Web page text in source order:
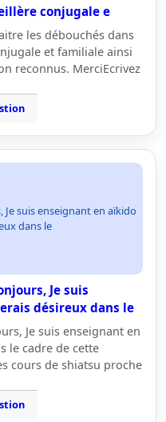
conjugale e
les débouchés dans
et familiale ainsi
reconnus. MerciEcrivez
suis enseignant en aïkido
dans le
Je suis
désireux dans le
Je suis enseignant en
le cadre de cette
cours de shiatsu proche